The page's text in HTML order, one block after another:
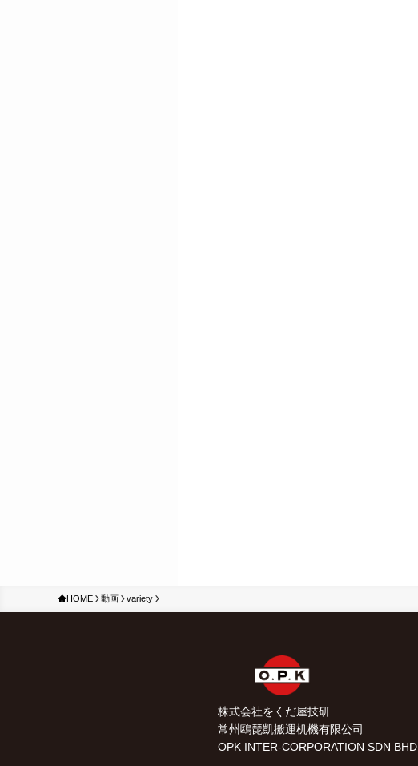
HOME 動画 variety
株式会社をくだ屋技研
常州鴎琵凱搬運机機有限公司
OPK INTER-CORPORATION SDN BHD